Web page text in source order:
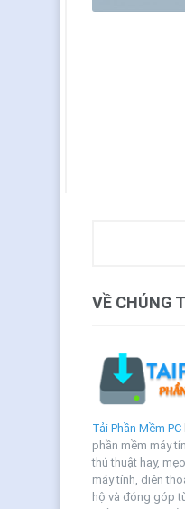
VỀ CHÚNG
Tải Phần Mềm PC
phần mềm máy
thủ thuật hay,
máy tính, điện
hộ và đóng góp